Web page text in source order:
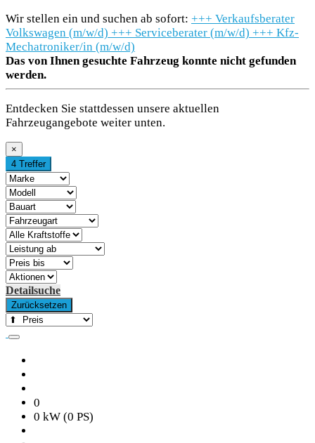
Wir stellen ein und suchen ab sofort: +++ Verkaufsberater
Volkswagen (m/w/d) +++ Serviceberater (m/w/d) +++ Kfz-
Mechatroniker/in (m/w/d)
Das von Ihnen gesuchte Fahrzeug konnte nicht gefunden
werden.
Entdecken Sie stattdessen unsere aktuellen
Fahrzeugangebote weiter unten.
×
4 Treffer
Detailsuche
Zurücksetzen
0
0 kW (0 PS)